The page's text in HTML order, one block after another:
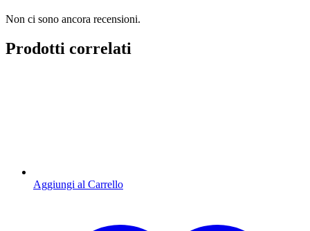
Non ci sono ancora recensioni.
Prodotti correlati
Aggiungi al Carrello